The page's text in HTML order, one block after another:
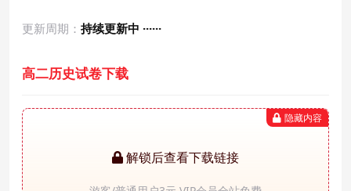
更新周期： 持续更新中 ······
高二历史试卷下载
隐藏内容
解锁后查看下载链接